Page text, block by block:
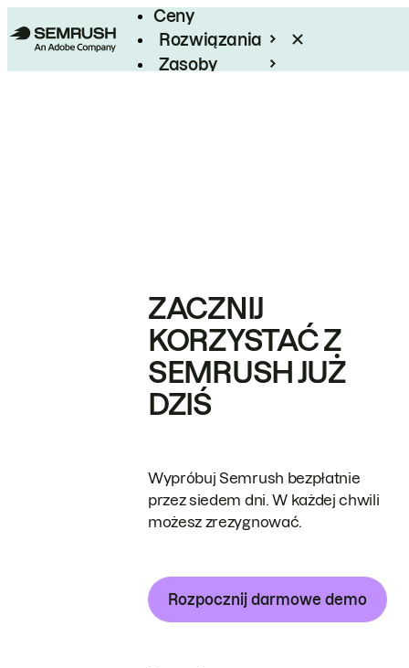
Ceny
Rozwiązania
Zasoby
ZACZNIJ
KORZYSTAĆ Z
SEMRUSH JUŻ
DZIŚ
Wypróbuj Semrush bezpłatnie
przez siedem dni. W każdej chwili
możesz zrezygnować.
Rozpocznij darmowe demo